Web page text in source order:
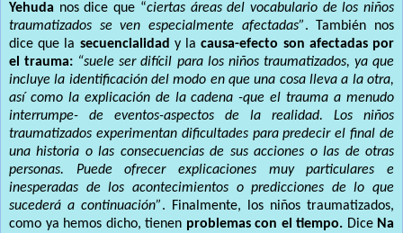
Yehuda nos dice que “ciertas áreas del vocabulario de los niños
traumatizados se ven especialmente afectadas”. También nos
dice que la secuencialidad y lacausa-efecto son afectadas por
el trauma: “suele ser difícil para los niños traumatizados, ya que
incluye la identificación del modo en que una cosa lleva a la otra,
así como la explicación de la cadena -que el trauma a menudo
interrumpe- de eventos-aspectos de la realidad. Los niños
traumatizados experimentan dificultades para predecir el final de
una historia o las consecuencias de sus acciones o las de otras
personas. Puede ofrecer explicaciones muy particulares e
inesperadas de los acontecimientos o predicciones de lo que
sucederá a continuación”. Finalmente, los niños traumatizados,
como ya hemos dicho, tienen problemas con el tiempo. Dice Na